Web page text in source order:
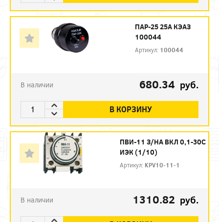
ПАР-25 25А КЭАЗ
100044
Артикул: 100044
В наличии 680.34 руб.
В КОРЗИНУ
ПВИ-11 З/НА ВКЛ 0,1-30С
ИЭК (1/10)
Артикул: KPV10-11-1
В наличии 1310.82 руб.